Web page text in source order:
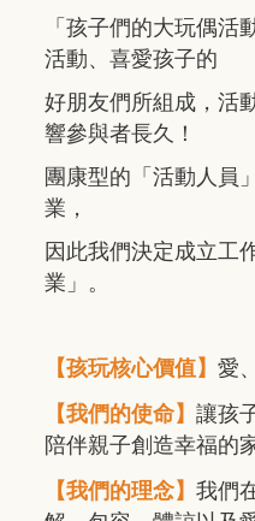
「孩子們的大玩偶活
活動、喜愛孩子的
好朋友們所組成，活
響參與者長久！
團康型的「活動人員
業，
因此我們決定成立工
業」。
【孩玩核心價值】 愛
【我們的使命】 讓孩
陪伴親子創造幸福的
【我們的理念】 我們